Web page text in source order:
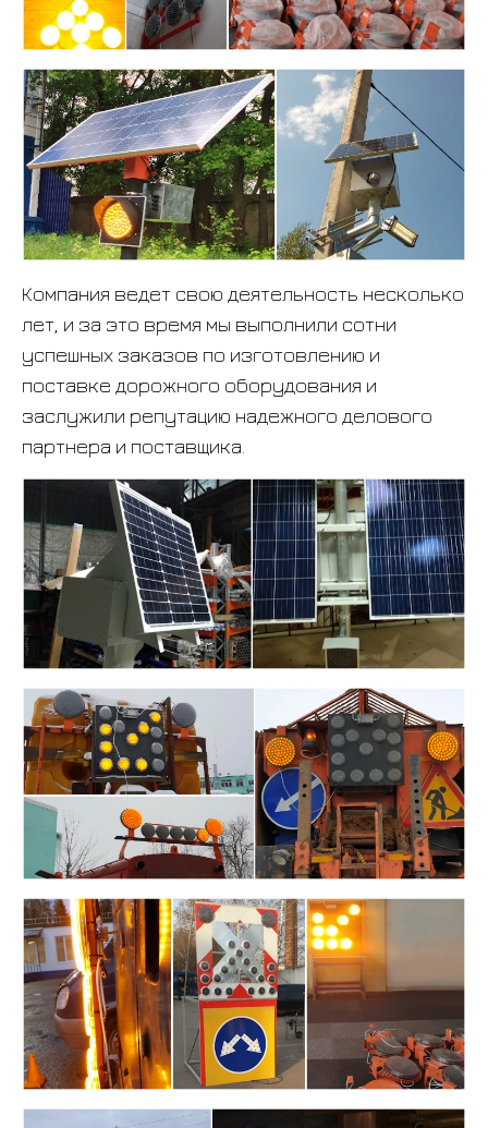
Компания ведет свою деятельность несколько
лет, и за это время мы выполнили сотни
успешных заказов по изготовлению и
поставке дорожного оборудования и
заслужили репутацию надежного делового
партнера и поставщика.